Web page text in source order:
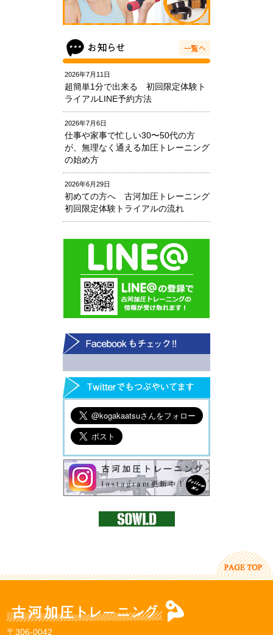
2026年7月11日
超簡単1分で出来る 初回限定体験ト
ライアルLINE予約方法
2026年7月6日
仕事や家事で忙しい30〜50代の方
が、無理なく通える加圧トレーニング
の始め方
2026年6月29日
初めての方へ 古河加圧トレーニング
初回限定体験トライアルの流れ
〒306-0042